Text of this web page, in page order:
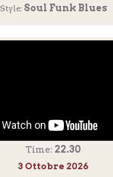
Style: Soul Funk Blues
Time: 22.30
3 Ottobre 2026